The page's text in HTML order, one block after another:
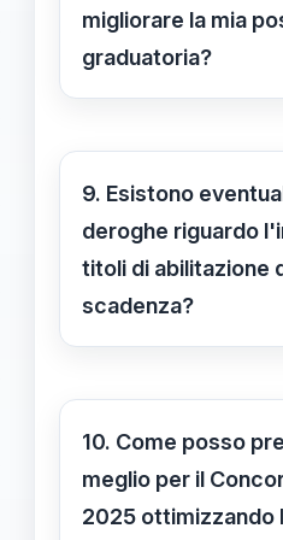
verranno
valutazione del
migliorare la mia
graduatoria?
No, ai fini della
posseduta entro la
del bando. Qualora
successivamente,
modificare o
9. Esistono
deroghe riguardo
titoli di abilitazione
scadenza?
Secondo le
per l'inserimento di
abilitazione
scadenza del
10. Come posso
meglio per il
2025 ottimizzando